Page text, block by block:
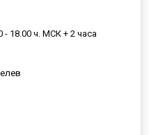
18.00 ч. МСК + 2 часа